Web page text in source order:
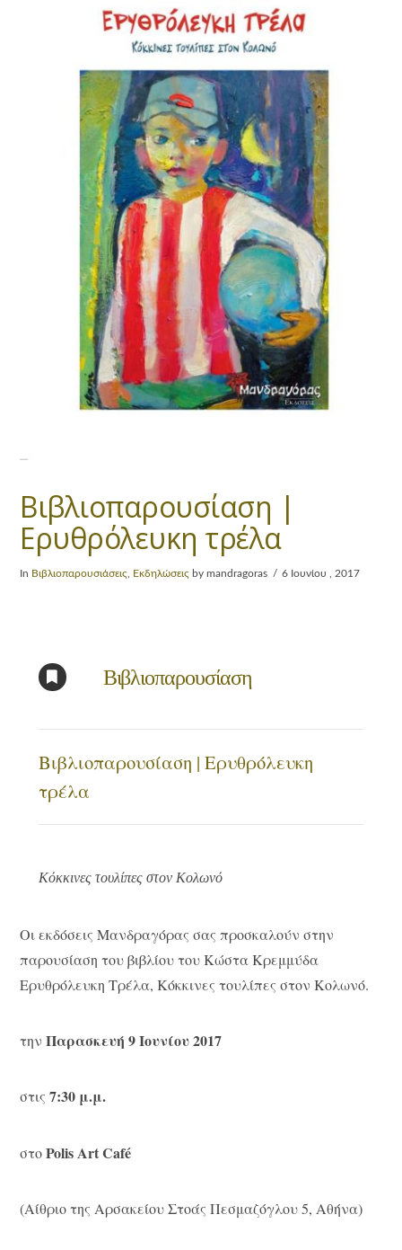
Βιβλιοπαρουσίαση |
Ερυθρόλευκη τρέλα
In Βιβλιοπαρουσιάσεις Εκδηλώσεις by mandragoras 6 Ιουνίου , 2017
Βιβλιοπαρουσίαση
Βιβλιοπαρουσίαση | Ερυθρόλευκη
τρέλα
Κόκκινες τουλίπες στον Κολωνό
Οι εκδόσεις Μανδραγόρας σας προσκαλούν στην
παρουσίαση του βιβλίου του Κώστα Κρεμμύδα
Ερυθρόλευκη Τρέλα, Κόκκινες τουλίπες στον Κολωνό.
τηνΠαρασκευή 9 Ιουνίου 2017
στις7:30 μ.μ.
στοPolis Art Café
(Αίθριο της Αρσακείου Στοάς Πεσμαζόγλου 5, Αθήνα)